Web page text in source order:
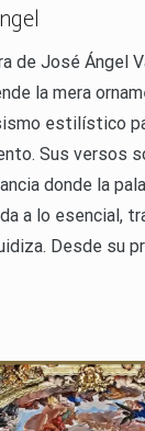
de José Ángel
la mera
estilístico
Sus versos
donde la
a lo esencial,
Desde su